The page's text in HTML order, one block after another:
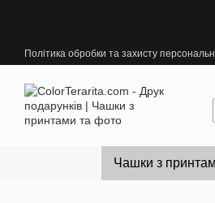
Політика обробки та захисту
Чашки з